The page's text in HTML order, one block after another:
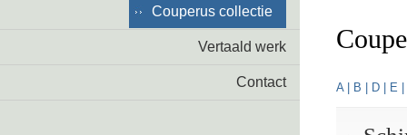
Couperus collectie
Vertaald werk
Contact A| B D E